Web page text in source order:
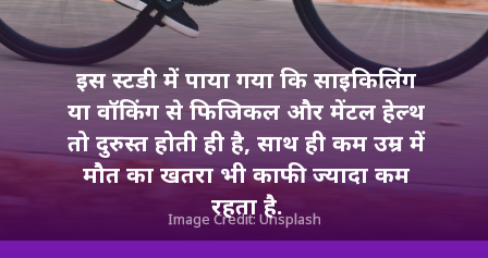
इस स्टडी में पाया गया कि साइकिलिंग
या वॉकिंग से फिजिकल और मेंटल हेल्थ
तो दुरुस्त होती ही है, साथ ही कम उम्र में
मौत का खतरा भी काफी ज्यादा कम
रहता है.
Image Credit: Unsplash